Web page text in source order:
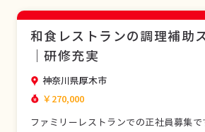
和食レストランの調理補助
｜研修充実
神奈川県厚木市
￥270,000
ファミリーレストランでの正社員募集で